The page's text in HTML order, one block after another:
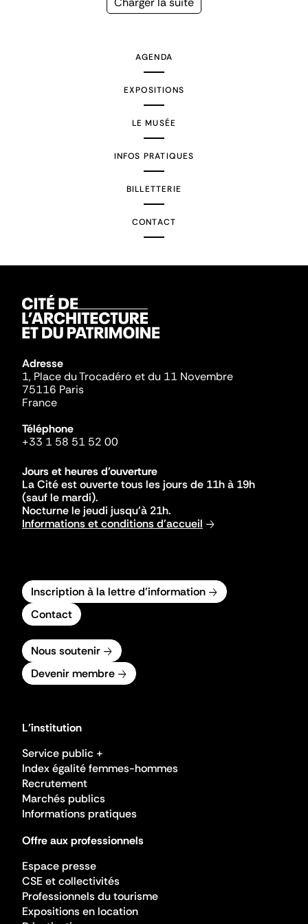
AGENDA
EXPOSITIONS
LE MUSÉE
INFOS PRATIQUES
BILLETTERIE
CONTACT
Adresse
1, Place du Trocadéro et du 11 Novembre
75116 Paris
France
Téléphone
+33 1 58 51 52 00
Jours et heures d'ouverture
La Cité est ouverte tous les jours de 11h à 19h
(sauf le mardi).
Nocturne le jeudi jusqu'à 21h.
Informations et conditions d'accueil
Inscription à la lettre d'information
Contact
Nous soutenir
Devenir membre
L'institution
Service public +
Index égalité femmes-hommes
Recrutement
Marchés publics
Informations pratiques
Offre aux professionnels
Espace presse
CSE et collectivités
Professionnels du tourisme
Expositions en location